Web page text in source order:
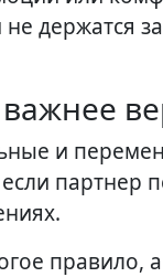
держатся
и
партнер